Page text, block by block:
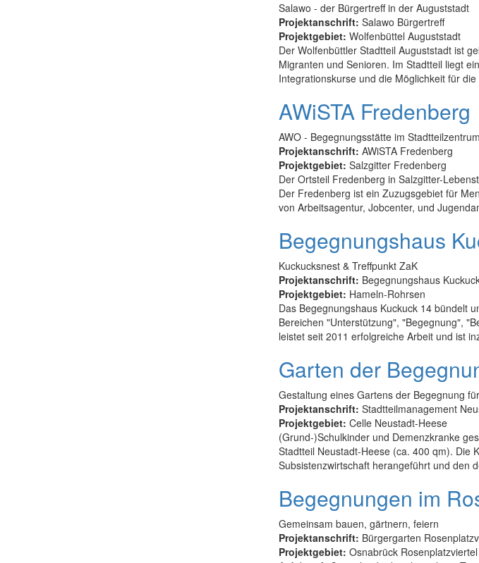
Salawo - der Bürgertreff in der Auguststadt
Projektanschrift: Salawo Bürgertreff
Projektgebiet: Wolfenbüttel Auguststadt
Der Wolfenbüttler Stadtteil Auguststadt ist
Migranten und Senioren. Im Stadtteil liegt
Integrationskurse und die Möglichkeit für
AWiSTA Fredenberg
AWO - Begegnungsstätte im
Projektanschrift: AWiSTA Fredenberg
Projektgebiet: Salzgitter Fredenberg
Der Ortsteil Fredenberg in Salzgitter-
Der Fredenberg ist ein Zuzugsgebiet für
von Arbeitsagentur, Jobcenter, und
Begegnungshaus
Kuckucksnest & Treffpunkt ZaK
Projektanschrift: Begegnungshaus
Projektgebiet: Hameln-Rohrsen
Das Begegnungshaus Kuckuck 14 bündelt
Bereichen "Unterstützung", "Begegnung",
leistet seit 2011 erfolgreiche Arbeit und ist
Garten der
Gestaltung eines Gartens der Begegnung
Projektanschrift: Stadtteilmanagement
Projektgebiet: Celle Neustadt-Heese
(Grund-)Schulkinder und Demenzkranke
Stadtteil Neustadt-Heese (ca. 400 qm). Die
Subsistenzwirtschaft herangeführt und den
Begegnungen im
Gemeinsam bauen, gärtnern, feiern
Projektanschrift: Bürgergarten
Projektgebiet: Osnabrück Rosenplatzviertel